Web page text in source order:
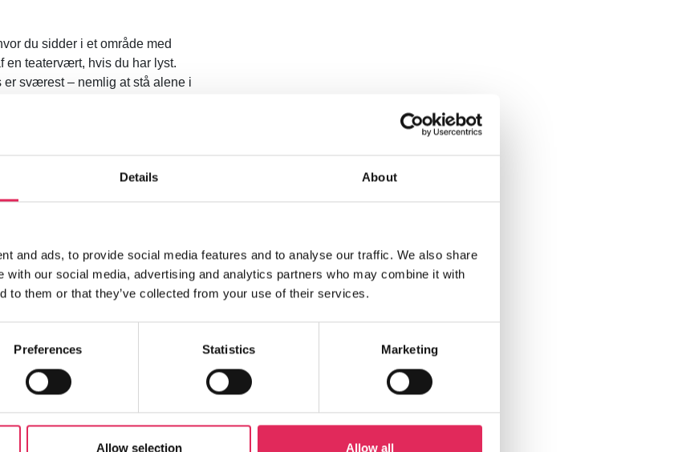
Details About
and ads, to provide social media features and to analyse our traffic. We also share
with our social media, advertising and analytics partners who may combine it with
to them or that they’ve collected from your use of their services.
Preferences Statistics Marketing
Allow selection Allow all
du sidder i et område med
en teatervært, hvis du har lyst.
sværest – nemlig at stå alene i
succeskriterie, at hvis der bare var
og det er kun toppen, tror jeg”,
professionelle bigband og støttet
om en indsats på tre
indsats.
bogstaveligt og konkret
kor. Kahoot (online
hvor publikum besvarer
sange. Kahoot-koncerterne
Hans Christian Erbs:
forældrene, så vi rammer dem og
på Posten, hvor der kunne
denne gang på Odeon med de
dobbeltkoncert med